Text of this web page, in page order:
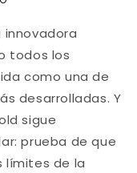
innovadora
todos los
como una de
desarrolladas. Y
sigue
prueba de que
límites de la